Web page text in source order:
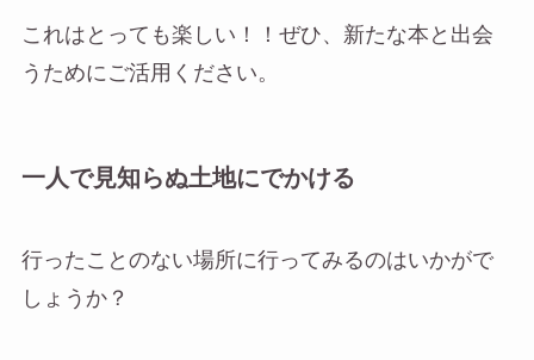
これはとっても楽しい！！ぜひ、新たな本と出会
うためにご活用ください。
一人で見知らぬ土地にでかける
行ったことのない場所に行ってみるのはいかがで
しょうか？